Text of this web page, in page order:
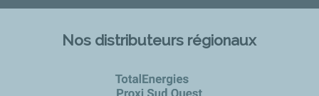
Nos distributeurs régionaux